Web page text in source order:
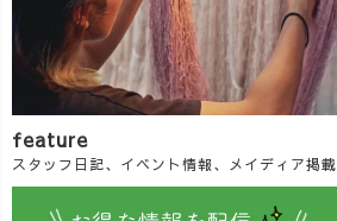
feature
スタッフ日記、イベント情報、メイディア掲載